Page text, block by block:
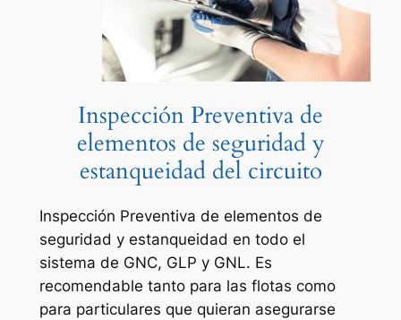
Inspección Preventiva de
elementos de seguridad y
estanqueidad del circuito
Inspección Preventiva de elementos de
seguridad y estanqueidad en todo el
sistema de GNC, GLP y GNL. Es
recomendable tanto para las flotas como
para particulares que quieran asegurarse